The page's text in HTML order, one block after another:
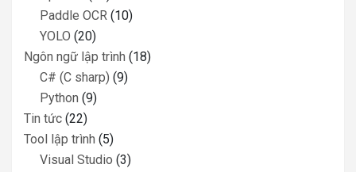
Paddle OCR (10)
YOLO (20)
Ngôn ngữ lập trình (18)
C# (C sharp) (9)
Python (9)
Tin tức (22)
Tool lập trình (5)
Visual Studio (3)